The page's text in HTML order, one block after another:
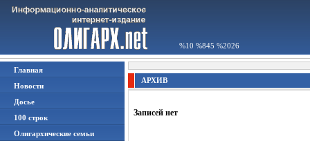
%10 %845 %2026
Главная
Новости
Досье
100 строк
Олигархические семьи
АРХИВ
Записей нет